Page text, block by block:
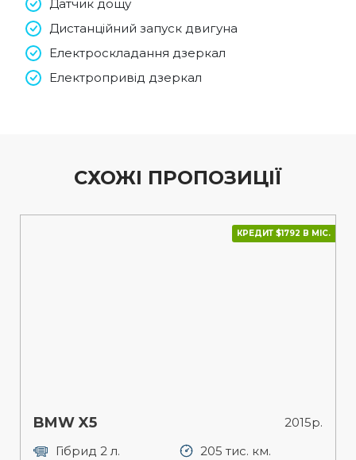
Датчик дощу
Дистанційний запуск двигуна
Електроскладання дзеркал
Електропривід дзеркал
СХОЖІ ПРОПОЗИЦІЇ
КРЕДИТ $1792 В МІС.
BMW X5
2015р.
Гібрид 2 л.
205 тис. км.